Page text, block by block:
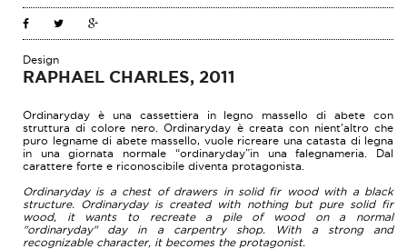
Design
RAPHAEL CHARLES, 2011
Ordinaryday è una cassettiera in legno massello di abete con
struttura di colore nero. Ordinaryday è creata con nient'altro che
puro legname di abete massello, vuole ricreare una catasta di legna
in una giornata normale “ordinaryday”in una falegnameria. Dal
carattere forte e riconoscibile diventa protagonista.
Ordinaryday is a chest of drawers in solid fir wood with a black
structure. Ordinaryday is created with nothing but pure solid fir
wood, it wants to recreate a pile of wood on a normal
"ordinaryday" day in a carpentry shop. With a strong and
recognizable character, it becomes the protagonist.